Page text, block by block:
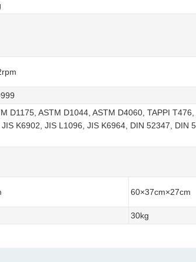
D1175, ASTM D1044, ASTM D4060, TAPPI
K6902, JIS L1096, JIS K6964, DIN 52347, DIN
60×37cm×27cm
30kg